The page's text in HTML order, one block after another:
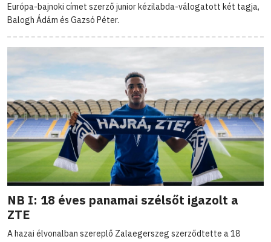
Európa-bajnoki címet szerző junior kézilabda-válogatott két tagja,
Balogh Ádám és Gazsó Péter.
NB I: 18 éves panamai szélsőt igazolt a
ZTE
A hazai élvonalban szereplő Zalaegerszeg szerződtette a 18